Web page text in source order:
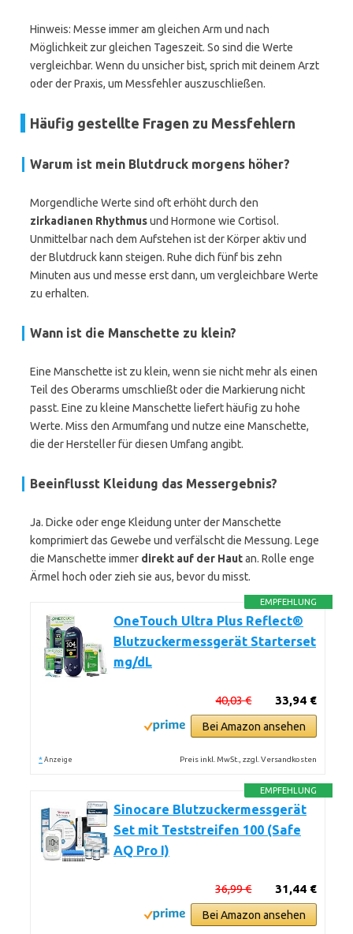
Hinweis: Messe immer am gleichen Arm und nach
Möglichkeit zur gleichen Tageszeit. So sind die Werte
vergleichbar. Wenn du unsicher bist, sprich mit deinem Arzt
oder der Praxis, um Messfehler auszuschließen.
Häufig gestellte Fragen zu Messfehlern
Warum ist mein Blutdruck morgens höher?
Morgendliche Werte sind oft erhöht durch den
zirkadianen Rhythmusund Hormone wie Cortisol.
Unmittelbar nach dem Aufstehen ist der Körper aktiv und
der Blutdruck kann steigen. Ruhe dich fünf bis zehn
Minuten aus und messe erst dann, um vergleichbare Werte
zu erhalten.
Wann ist die Manschette zu klein?
Eine Manschette ist zu klein, wenn sie nicht mehr als einen
Teil des Oberarms umschließt oder die Markierung nicht
passt. Eine zu kleine Manschette liefert häufig zu hohe
Werte. Miss den Armumfang und nutze eine Manschette,
die der Hersteller für diesen Umfang angibt.
Beeinflusst Kleidung das Messergebnis?
Ja. Dicke oder enge Kleidung unter der Manschette
komprimiert das Gewebe und verfälscht die Messung. Lege
die Manschette immer direkt auf der Hautan. Rolle enge
Ärmel hoch oder zieh sie aus, bevor du misst.
EMPFEHLUNG
OneTouch Ultra Plus Reflect®
Blutzuckermessgerät Starterset
mg/dL
33,94 €
40,03 €
Bei Amazon ansehen
* Anzeige Preis inkl. MwSt., zzgl. Versandkosten
EMPFEHLUNG
Sinocare Blutzuckermessgerät
Set mit Teststreifen 100 (Safe
AQ Pro I)
31,44 €
36,99 €
Bei Amazon ansehen